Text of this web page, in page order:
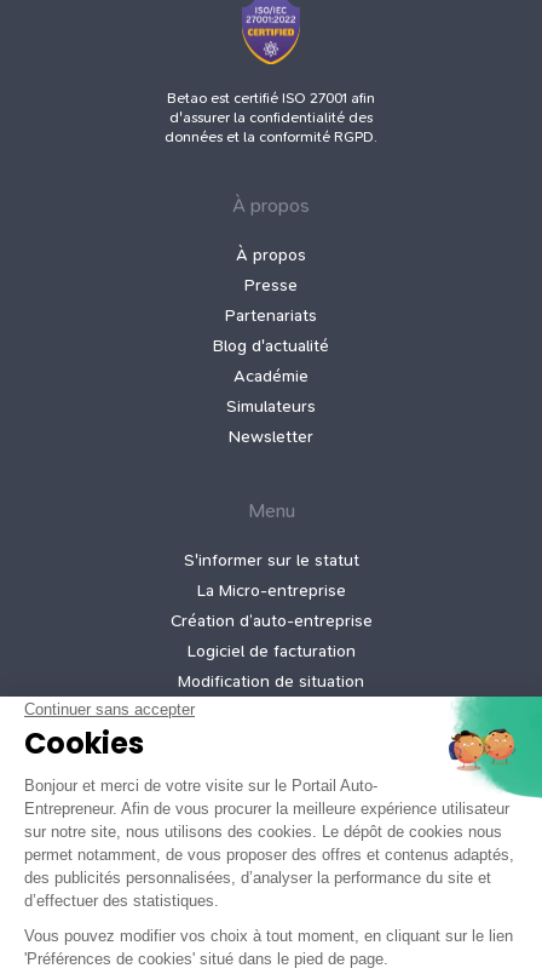
Betao est certifié ISO 27001 afin
d'assurer la confidentialité des
données et la conformité RGPD.
À propos
À propos
Presse
Partenariats
Blog d'actualité
Académie
Simulateurs
Newsletter
Menu
S'informer sur le statut
La Micro‑entreprise
Création d’auto‑entreprise
Logiciel de facturation
Modification de situation
Création micro-entreprise gratuite
Informations légales
Mentions légales
Politique de confidentialité
Conditions générales d'utilisation